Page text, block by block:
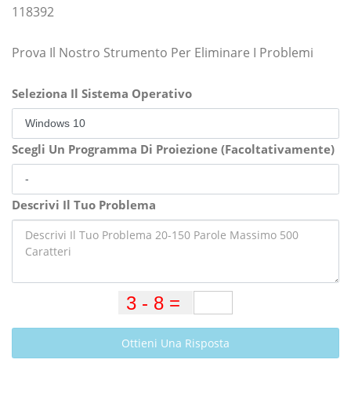
118392
Prova Il Nostro Strumento Per Eliminare I Problemi
Seleziona Il Sistema Operativo
Scegli Un Programma Di Proiezione (Facoltativamente)
Descrivi Il Tuo Problema
Ottieni Una Risposta